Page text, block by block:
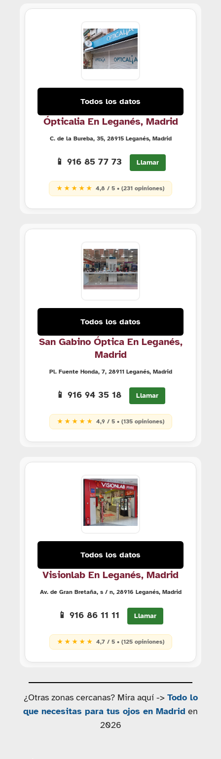
Todos los datos
Ópticalia En Leganés, Madrid
C. de la Bureba, 35, 28915 Leganés, Madrid
📱 916 85 77 73 Llamar
★ ★ ★ ★ ★ 4,8 / 5 • (231 opiniones)
Todos los datos
San Gabino Óptica En Leganés,
Madrid
Pl. Fuente Honda, 7, 28911 Leganés, Madrid
📱 916 94 35 18 Llamar
★ ★ ★ ★ ★ 4,9 / 5 • (135 opiniones)
Todos los datos
Visionlab En Leganés, Madrid
Av. de Gran Bretaña, s / n, 28916 Leganés, Madrid
📱 916 86 11 11 Llamar
★ ★ ★ ★ ★ 4,7 / 5 • (125 opiniones)
¿Otras zonas cercanas? Mira aquí -> Todo lo
que necesitas para tus ojos en Madrid en
2026